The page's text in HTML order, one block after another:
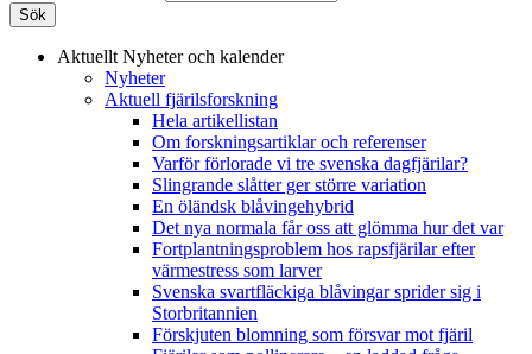
Aktuellt Nyheter och kalender
Nyheter
Aktuell fjärilsforskning
Hela artikellistan
Om forskningsartiklar och referenser
Varför förlorade vi tre svenska dagfjärilar?
Slingrande slåtter ger större variation
En öländsk blåvingehybrid
Det nya normala får oss att glömma hur det var
Fortplantningsproblem hos rapsfjärilar efter
värmestress som larver
Svenska svartfläckiga blåvingar sprider sig i
Storbritannien
Förskjuten blomning som försvar mot fjäril